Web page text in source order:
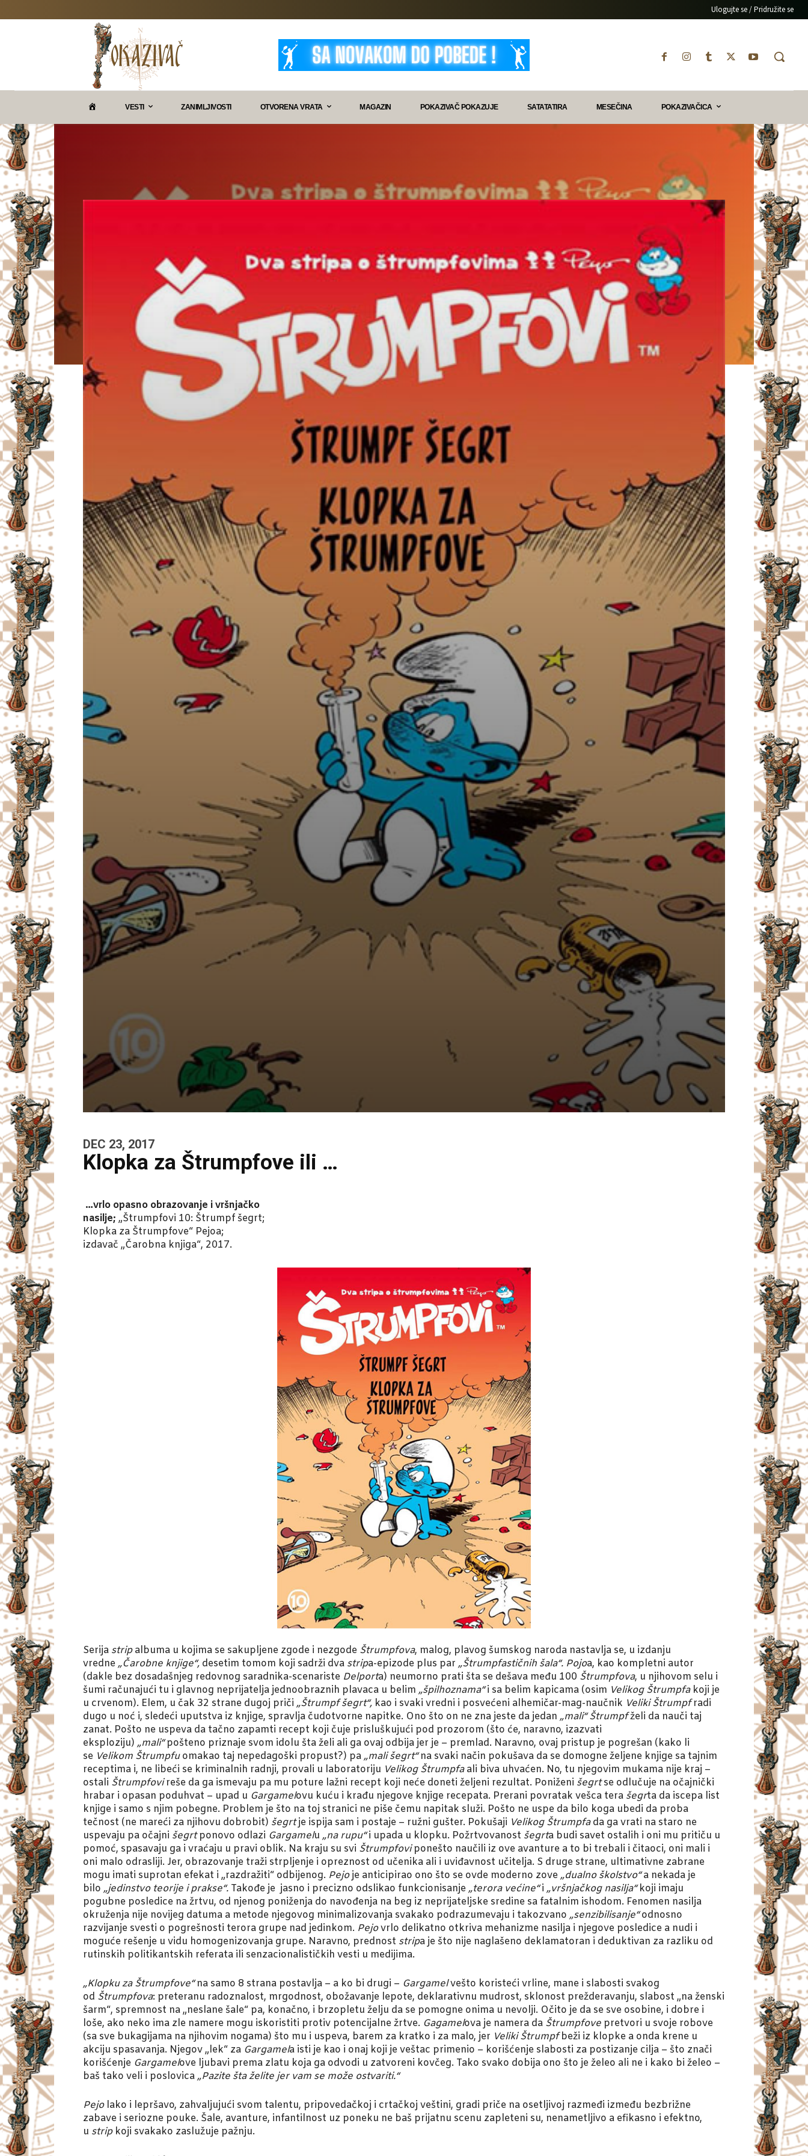
Ulogujte se / Pridružite se
Č
VESTI ZANIMLJIVOSTI OTVORENA VRATA MAGAZIN POKAZIVAČ POKAZUJE SATATATIRA MESEČINA POKAZIVAČICA
DEC 23, 2017
Klopka za Štrumpfove ili …
…vrlo opasno obrazovanje i vršnjačko
nasilje; „Štrumpfovi 10: Štrumpf šegrt;
Klopka za Štrumpfove“ Pejoa;
izdavač „Čarobna knjiga“, 2017.
Serija stripalbuma u kojima se sakupljene zgode i nezgode Štrumpfova, malog, plavog šumskog naroda nastavlja se, u izdanju
vredne „Čarobne knjige“, desetim tomom koji sadrži dva stripa-epizode plus par „Štrumpfastičnih šala“. Pojoa, kao kompletni autor
(dakle bez dosadašnjeg redovnog saradnika-scenariste Delporta) neumorno prati šta se dešava među 100 Štrumpfova, u njihovom selu i
šumi računajući tu i glavnog neprijatelja jednoobraznih plavaca u belim „špilhoznama“i sa belim kapicama (osim Velikog Štrumpfakoji je
u crvenom). Elem, u čak 32 strane dugoj priči „Štrumpf šegrt“, kao i svaki vredni i posvećeni alhemičar-mag-naučnik Veliki Štrumpfradi
dugo u noć i, sledeći uputstva iz knjige, spravlja čudotvorne napitke. Ono što on ne zna jeste da jedan „mali“ Štrumpfželi da nauči taj
zanat. Pošto ne uspeva da tačno zapamti recept koji čuje prisluškujući pod prozorom (što će, naravno, izazvati
eksploziju) „mali“pošteno priznaje svom idolu šta želi ali ga ovaj odbija jer je – premlad. Naravno, ovaj pristup je pogrešan (kako li
se Velikom Štrumpfuomakao taj nepedagoški propust?) pa„mali šegrt“na svaki način pokušava da se domogne željene knjige sa tajnim
receptima i, ne libeći se kriminalnih radnji, provali u laboratoriju Velikog Štrumpfaali biva uhvaćen. No, tu njegovim mukama nije kraj –
ostali Štrumpfovireše da ga ismevaju pa mu poture lažni recept koji neće doneti željeni rezultat. Poniženi šegrtse odlučuje na očajnički
hrabar i opasan poduhvat – upad u Gargamelovu kuću i krađu njegove knjige recepata. Prerani povratak vešca tera šegrta da iscepa list
knjige i samo s njim pobegne. Problem je što na toj stranici ne piše čemu napitak služi. Pošto ne uspe da bilo koga ubedi da proba
tečnost (ne mareći za njihovu dobrobit) šegrtje ispija sam i postaje – ružni gušter. Pokušaji Velikog Štrumpfada ga vrati na staro ne
uspevaju pa očajni šegrtponovo odlazi Gargamelu „na rupu“i upada u klopku. Požrtvovanost šegrta budi savet ostalih i oni mu pritiču u
pomoć, spasavaju ga i vraćaju u pravi oblik. Na kraju su svi Štrumpfoviponešto naučili iz ove avanture a to bi trebali i čitaoci, oni mali i
oni malo odrasliji. Jer, obrazovanje traži strpljenje i opreznost od učenika ali i uviđavnost učitelja. S druge strane, ultimativne zabrane
mogu imati suprotan efekat i „razdražiti“ odbijenog. Pejoje anticipirao ono što se ovde moderno zove „dualno školstvo“a nekada je
bilo „jedinstvo teorije i prakse“. Takođe je jasno i precizno odslikao funkcionisanje „terora većine“i „vršnjačkog nasilja“koji imaju
pogubne posledice na žrtvu, od njenog poniženja do navođenja na beg iz neprijateljske sredine sa fatalnim ishodom. Fenomen nasilja
okruženja nije novijeg datuma a metode njegovog minimalizovanja svakako podrazumevaju i takozvano „senzibilisanje“odnosno
razvijanje svesti o pogrešnosti terora grupe nad jedinkom. Pejovrlo delikatno otkriva mehanizme nasilja i njegove posledice a nudi i
moguće rešenje u vidu homogenizovanja grupe. Naravno, prednost stripa je što nije naglašeno deklamatoran i deduktivan za razliku od
rutinskih politikantskih referata ili senzacionalističkih vesti u medijima.
„Klopku za Štrumpfove“na samo 8 strana postavlja – a ko bi drugi – Gargamelvešto koristeći vrline, mane i slabosti svakog
od Štrumpfova: preteranu radoznalost, mrgodnost, obožavanje lepote, deklarativnu mudrost, sklonost prežderavanju, slabost „na ženski
šarm“, spremnost na „neslane šale“ pa, konačno, i brzopletu želju da se pomogne onima u nevolji. Očito je da se sve osobine, i dobre i
loše, ako neko ima zle namere mogu iskoristiti protiv potencijalne žrtve. Gagamelova je namera da Štrumpfove pretvori u svoje robove
(sa sve bukagijama na njihovim nogama) što mu i uspeva, barem za kratko i za malo, jer Veliki Štrumpfbeži iz klopke a onda krene u
akciju spasavanja. Njegov „lek“ za Gargamela isti je kao i onaj koji je veštac primenio – korišćenje slabosti za postizanje cilja – što znači
korišćenje Gargamelove ljubavi prema zlatu koja ga odvodi u zatvoreni kovčeg. Tako svako dobija ono što je želeo ali ne i kako bi želeo –
baš tako veli i poslovica„Pazite šta želite jer vam se može ostvariti.“
Pejolako i lepršavo, zahvaljujući svom talentu, pripovedačkoj i crtačkoj veštini, gradi priče na osetljivoj razmeđi između bezbrižne
zabave i seriozne pouke. Šale, avanture, infantilnost uz poneku ne baš prijatnu scenu zapleteni su, nenametljivo a efikasno i efektno,
u stripkoji svakako zaslužuje pažnju.